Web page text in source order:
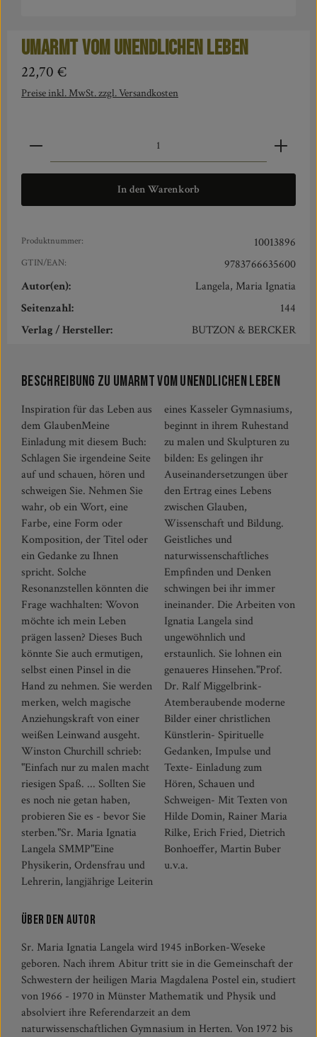
Umarmt vom unendlichen Leben
Regulärer Preis:
22,70 €
Preise inkl. MwSt. zzgl. Versandkosten
Produkt Anzahl: Gib den gewünschten Wert ein oder
In den Warenkorb
Produktnummer: 10013896
GTIN/EAN:
9783766635600
Autor(en):
Langela, Maria Ignatia
Seitenzahl:
144
Verlag / Hersteller:
BUTZON & BERCKER
Beschreibung zu Umarmt vom unendlichen Leben
Inspiration für das Leben aus
dem GlaubenMeine
Einladung mit diesem Buch:
Schlagen Sie irgendeine Seite
auf und schauen, hören und
schweigen Sie. Nehmen Sie
wahr, ob ein Wort, eine
Farbe, eine Form oder
Komposition, der Titel oder
ein Gedanke zu Ihnen
spricht. Solche
Resonanzstellen könnten die
Frage wachhalten: Wovon
möchte ich mein Leben
prägen lassen? Dieses Buch
könnte Sie auch ermutigen,
selbst einen Pinsel in die
Hand zu nehmen. Sie werden
merken, welch magische
Anziehungskraft von einer
weißen Leinwand ausgeht.
Winston Churchill schrieb:
"Einfach nur zu malen macht
riesigen Spaß. ... Sollten Sie
es noch nie getan haben,
probieren Sie es - bevor Sie
sterben."Sr. Maria Ignatia
Langela SMMP"Eine
Physikerin, Ordensfrau und
Lehrerin, langjährige Leiterin
eines Kasseler Gymnasiums,
beginnt in ihrem Ruhestand
zu malen und Skulpturen zu
bilden: Es gelingen ihr
Auseinandersetzungen über
den Ertrag eines Lebens
zwischen Glauben,
Wissenschaft und Bildung.
Geistliches und
naturwissenschaftliches
Empfinden und Denken
schwingen bei ihr immer
ineinander. Die Arbeiten von
Ignatia Langela sind
ungewöhnlich und
erstaunlich. Sie lohnen ein
genaueres Hinsehen."Prof.
Dr. Ralf Miggelbrink-
Atemberaubende moderne
Bilder einer christlichen
Künstlerin- Spirituelle
Gedanken, Impulse und
Texte- Einladung zum
Hören, Schauen und
Schweigen- Mit Texten von
Hilde Domin, Rainer Maria
Rilke, Erich Fried, Dietrich
Bonhoeffer, Martin Buber
u.v.a.
Über den Autor
Sr. Maria Ignatia Langela wird 1945 inBorken-Weseke
geboren. Nach ihrem Abitur tritt sie in die Gemeinschaft der
Schwestern der heiligen Maria Magdalena Postel ein, studiert
von 1966 - 1970 in Münster Mathematik und Physik und
absolviert ihre Referendarzeit an dem
naturwissenschaftlichen Gymnasium in Herten. Von 1972 bis